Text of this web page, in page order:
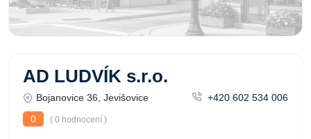
AD LUDVÍK s.r.o.
Bojanovice 36, Jevišovice
+420 602 534 006
0
( 0 hodnocení )